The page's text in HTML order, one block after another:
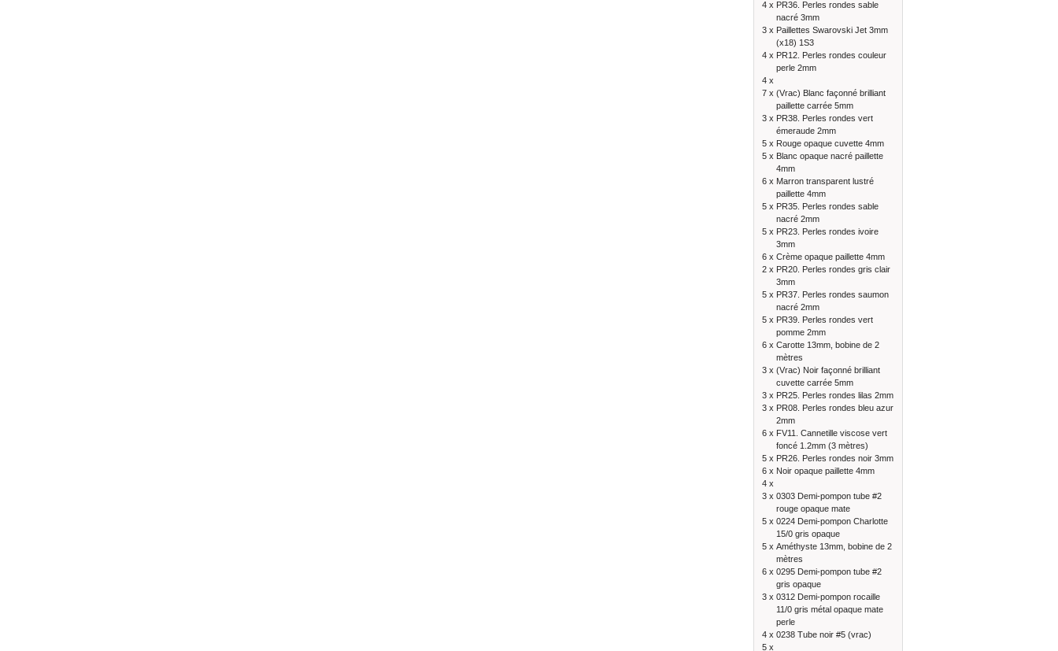
4 x PR36. Perles rondes sable
nacré 3mm
3 x Paillettes Swarovski Jet 3mm
(x18) 1S3
4 x PR12. Perles rondes couleur
perle 2mm
4 x
7 x (Vrac) Blanc façonné brilliant
paillette carrée 5mm
3 x PR38. Perles rondes vert
émeraude 2mm
5 x Rouge opaque cuvette 4mm
5 x Blanc opaque nacré paillette
4mm
6 x Marron transparent lustré
paillette 4mm
5 x PR35. Perles rondes sable
nacré 2mm
5 x PR23. Perles rondes ivoire
3mm
6 x Crème opaque paillette 4mm
2 x PR20. Perles rondes gris clair
3mm
5 x PR37. Perles rondes saumon
nacré 2mm
5 x PR39. Perles rondes vert
pomme 2mm
6 x Carotte 13mm, bobine de 2
mètres
3 x (Vrac) Noir façonné brilliant
cuvette carrée 5mm
3 x PR25. Perles rondes lilas 2mm
3 x PR08. Perles rondes bleu azur
2mm
6 x FV11. Cannetille viscose vert
foncé 1.2mm (3 mètres)
5 x PR26. Perles rondes noir 3mm
6 x Noir opaque paillette 4mm
4 x
3 x 0303 Demi-pompon tube #2
rouge opaque mate
5 x 0224 Demi-pompon Charlotte
15/0 gris opaque
5 x Améthyste 13mm, bobine de 2
mètres
6 x 0295 Demi-pompon tube #2
gris opaque
3 x 0312 Demi-pompon rocaille
11/0 gris métal opaque mate
perle
4 x 0238 Tube noir #5 (vrac)
5 x